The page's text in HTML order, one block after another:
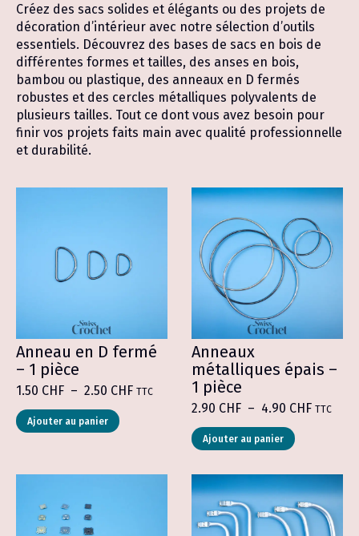
page
du
produit
page
du
produit
Créez des sacs solides et élégants ou des projets de
décoration d’intérieur avec notre sélection d’outils
essentiels. Découvrez des bases de sacs en bois de
différentes formes et tailles, des anses en bois,
bambou ou plastique, des anneaux en D fermés
robustes et des cercles métalliques polyvalents de
plusieurs tailles. Tout ce dont vous avez besoin pour
finir vos projets faits main avec qualité professionnelle
et durabilité.
Anneau en D fermé
– 1 pièce
1.50 CHF – 2.50 CHFPlage
TTC
Ajouter au panier
Ce
produit
variations.
Anneaux
métalliques épais –
1 pièce
2.90 CHF – 4.90 CHFPlage
4.90
TTC
Ajouter au panier
Ce
produit
plusieurs
variations.
Les
options